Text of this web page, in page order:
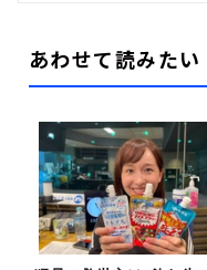
あわせて読みたい